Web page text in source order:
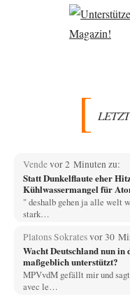
Vendevor 2 Minuten zu:
Statt Dunkelflaute eher
Kühlwassermangel für
" deshalb gehen ja alle welt
stark…
Platons Sokratesvor 30
Wacht Deutschland nun in
maßgeblich unterstützt?
MPVvdM gefällt mir und
avec le…